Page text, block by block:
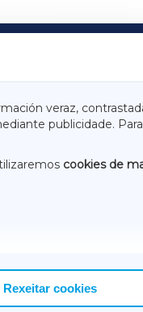
veraz,
publicidade.
cookies de
Rexeitar cookies
TERRACHAXA
ACORUÑAXA